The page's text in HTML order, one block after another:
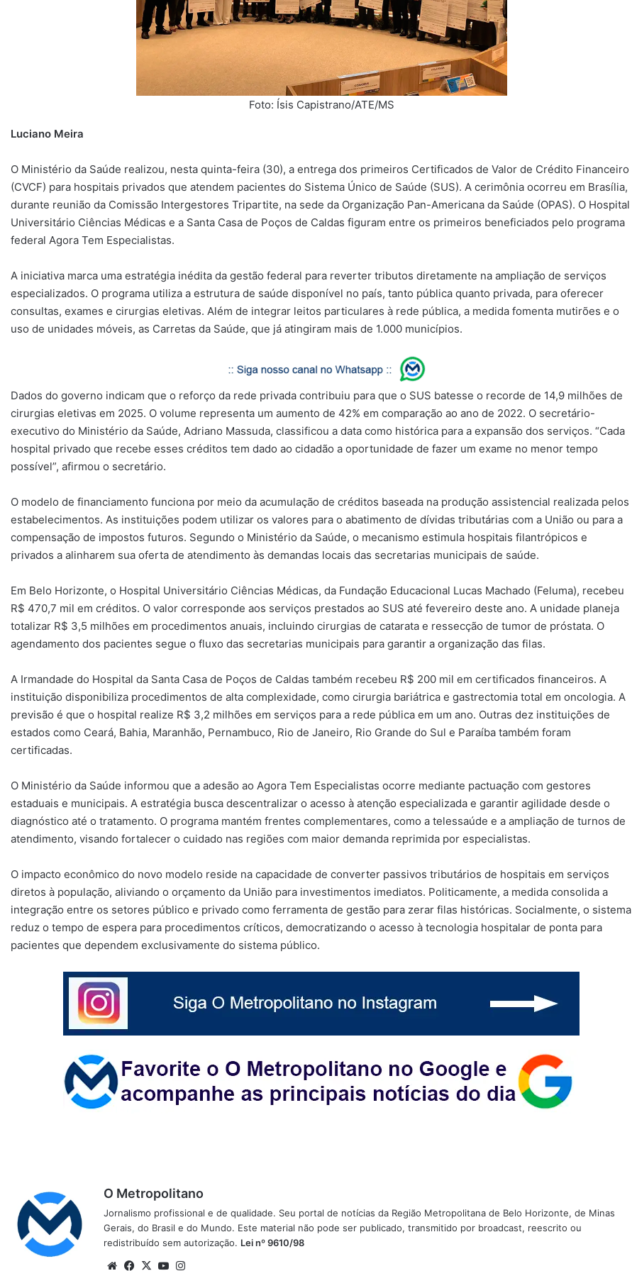
Foto: Ísis Capistrano/ATE/MS
Luciano Meira
O Ministério da Saúde realizou, nesta quinta-feira (30), a entrega dos primeiros Certificados de Valor de Crédito Financeiro
(CVCF) para hospitais privados que atendem pacientes do Sistema Único de Saúde (SUS). A cerimônia ocorreu em Brasília,
durante reunião da Comissão Intergestores Tripartite, na sede da Organização Pan-Americana da Saúde (OPAS). O Hospital
Universitário Ciências Médicas e a Santa Casa de Poços de Caldas figuram entre os primeiros beneficiados pelo programa
federal Agora Tem Especialistas.
A iniciativa marca uma estratégia inédita da gestão federal para reverter tributos diretamente na ampliação de serviços
especializados. O programa utiliza a estrutura de saúde disponível no país, tanto pública quanto privada, para oferecer
consultas, exames e cirurgias eletivas. Além de integrar leitos particulares à rede pública, a medida fomenta mutirões e o
uso de unidades móveis, as Carretas da Saúde, que já atingiram mais de 1.000 municípios.
Dados do governo indicam que o reforço da rede privada contribuiu para que o SUS batesse o recorde de 14,9 milhões de
cirurgias eletivas em 2025. O volume representa um aumento de 42% em comparação ao ano de 2022. O secretário-
executivo do Ministério da Saúde, Adriano Massuda, classificou a data como histórica para a expansão dos serviços. “Cada
hospital privado que recebe esses créditos tem dado ao cidadão a oportunidade de fazer um exame no menor tempo
possível”, afirmou o secretário.
O modelo de financiamento funciona por meio da acumulação de créditos baseada na produção assistencial realizada pelos
estabelecimentos. As instituições podem utilizar os valores para o abatimento de dívidas tributárias com a União ou para a
compensação de impostos futuros. Segundo o Ministério da Saúde, o mecanismo estimula hospitais filantrópicos e
privados a alinharem sua oferta de atendimento às demandas locais das secretarias municipais de saúde.
Em Belo Horizonte, o Hospital Universitário Ciências Médicas, da Fundação Educacional Lucas Machado (Feluma), recebeu
R$ 470,7 mil em créditos. O valor corresponde aos serviços prestados ao SUS até fevereiro deste ano. A unidade planeja
totalizar R$ 3,5 milhões em procedimentos anuais, incluindo cirurgias de catarata e ressecção de tumor de próstata. O
agendamento dos pacientes segue o fluxo das secretarias municipais para garantir a organização das filas.
A Irmandade do Hospital da Santa Casa de Poços de Caldas também recebeu R$ 200 mil em certificados financeiros. A
instituição disponibiliza procedimentos de alta complexidade, como cirurgia bariátrica e gastrectomia total em oncologia. A
previsão é que o hospital realize R$ 3,2 milhões em serviços para a rede pública em um ano. Outras dez instituições de
estados como Ceará, Bahia, Maranhão, Pernambuco, Rio de Janeiro, Rio Grande do Sul e Paraíba também foram
certificadas.
O Ministério da Saúde informou que a adesão ao Agora Tem Especialistas ocorre mediante pactuação com gestores
estaduais e municipais. A estratégia busca descentralizar o acesso à atenção especializada e garantir agilidade desde o
diagnóstico até o tratamento. O programa mantém frentes complementares, como a telessaúde e a ampliação de turnos de
atendimento, visando fortalecer o cuidado nas regiões com maior demanda reprimida por especialistas.
O impacto econômico do novo modelo reside na capacidade de converter passivos tributários de hospitais em serviços
diretos à população, aliviando o orçamento da União para investimentos imediatos. Politicamente, a medida consolida a
integração entre os setores público e privado como ferramenta de gestão para zerar filas históricas. Socialmente, o sistema
reduz o tempo de espera para procedimentos críticos, democratizando o acesso à tecnologia hospitalar de ponta para
pacientes que dependem exclusivamente do sistema público.
O Metropolitano
Jornalismo profissional e de qualidade. Seu portal de notícias da Região Metropolitana de Belo Horizonte, de Minas
Gerais, do Brasil e do Mundo. Este material não pode ser publicado, transmitido por broadcast, reescrito ou
redistribuído sem autorização. Lei nº 9610/98
WebsiteFacebook
X YouTube